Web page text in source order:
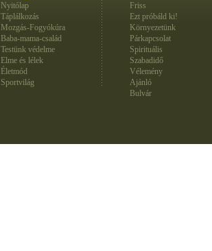
Nyitólap
Táplálkozás
Mozgás-Fogyókúra
Baba-mama-család
Testünk védelme
Elme és lélek
Életmód
Sportvilág
Friss
Ezt próbáld ki!
Környezetünk
Párkapcsolat
Spirituális
Szabadidő
Vélemény
Ajánló
Bulvár